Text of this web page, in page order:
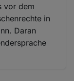
vor dem
in
Daran